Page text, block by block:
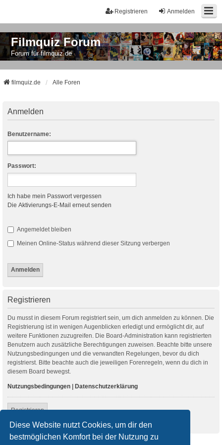
Diese Website nutzt Cookies, um dir den
bestmöglichen Komfort bei der Nutzung zu
Anmelden
Registrieren
Filmquiz Forum
Forum für filmquiz.de
filmquiz.de Alle Foren
Anmelden
Benutzername:
Passwort:
Ich habe mein Passwort vergessen
Die Aktivierungs-E-Mail erneut senden
Angemeldet bleiben
Meinen Online-Status während dieser Sitzung verbergen
Registrieren
Du musst in diesem Forum registriert sein, um dich anmelden zu können. Die
Registrierung ist in wenigen Augenblicken erledigt und ermöglicht dir, auf
weitere Funktionen zuzugreifen. Die Board-Administration kann registrierten
Benutzern auch zusätzliche Berechtigungen zuweisen. Beachte bitte unsere
Nutzungsbedingungen und die verwandten Regelungen, bevor du dich
registrierst. Bitte beachte auch die jeweiligen Forenregeln, wenn du dich in
diesem Board bewegst.
Nutzungsbedingungen | Datenschutzerklärung
Registrieren